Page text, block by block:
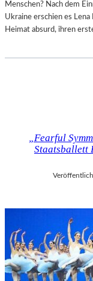
Menschen? Nach dem
Ukraine erschien es
Heimat absurd, ihren
„Fearful
Staatsballett